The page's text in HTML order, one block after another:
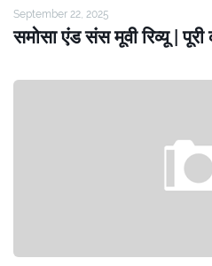
September 22, 2025
समोसा एंड संस मूवी रिव्यू |